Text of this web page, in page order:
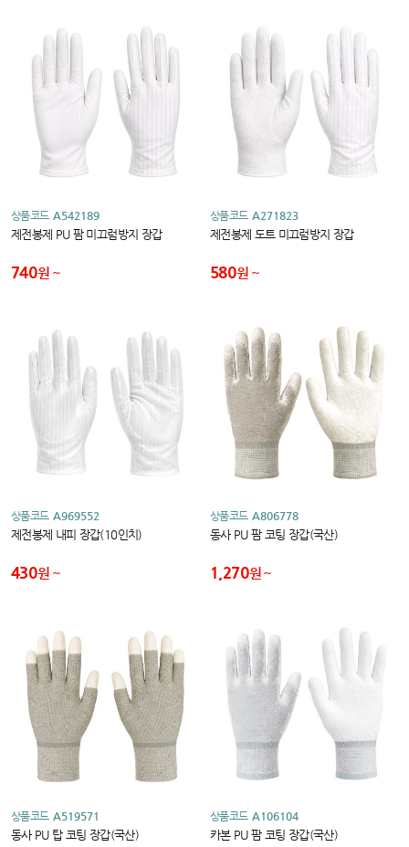
상품코드 A542189
제전봉제 PU 팜 미끄럼방지 장갑
740원
상품코드 A271823
제전봉제 도트 미끄럼방지 장갑
580원
상품코드 A969552
제전봉제 내피 장갑(10인치)
430원
상품코드 A806778
동사 PU 팜 코팅 장갑(국산)
1,270원
상품코드 A519571
동사 PU 탑 코팅 장갑(국산)
상품코드 A106104
카본 PU 팜 코팅 장갑(국산)